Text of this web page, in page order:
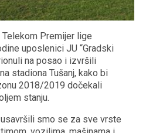
Premijer lige
uposlenici JU “Gradski
na posao i izvršili
stadiona Tušanj, kako bi
2018/2019 dočekali
stanju.
smo se za sve vrste